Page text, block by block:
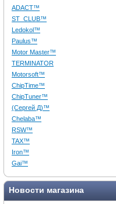
ADACT™
ST_CLUB™
Ledokol™
Paulus™
Motor Master™
TERMINATOR
Motorsoft™
ChipTime™
ChipTuner™
(Сергей Д)™
Chelaba™
RSW™
TAX™
Iron™
Gai™
Новости магазина